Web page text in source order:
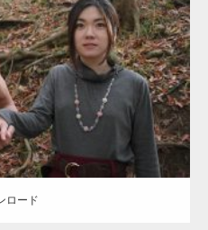
2021.07.8
AKIHITO(細マッチョ) 大胸筋 腹筋
ロード
ジオ番組「ONE MORNING」
！事件ですよ」に取材されまし